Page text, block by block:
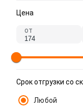
Цена
от
Срок отгрузки со
Любой